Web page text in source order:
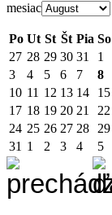
mesiac
Po Ut St Št Pia So
27 28 29 30 31 1
3
4 5 6 7 8
10 11 12 13 14 15
17 18 19 20 21 22
24 25 26 27 28 29
31 1 2 3 4 5